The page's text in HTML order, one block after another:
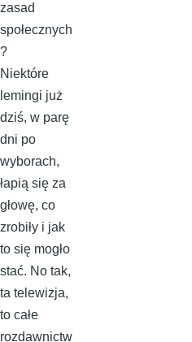
zasad
społecznych
?
Niektóre
lemingi już
dziś, w parę
dni po
wyborach,
łapią się za
głowę, co
zrobiły i jak
to się mogło
stać. No tak,
ta telewizja,
to całe
rozdawnictw